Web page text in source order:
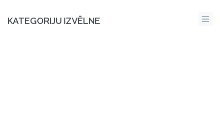
KATEGORIJU IZVĒLNE